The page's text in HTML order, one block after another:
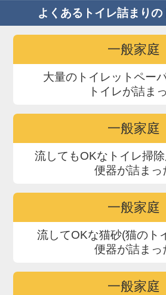
よくあるトイレ詰まりの
一般家庭
大量のトイレットペー
トイレが詰ま
一般家庭
流してもOKなトイレ掃
便器が詰まっ
一般家庭
流してOKな猫砂(猫のト
便器が詰まっ
一般家庭